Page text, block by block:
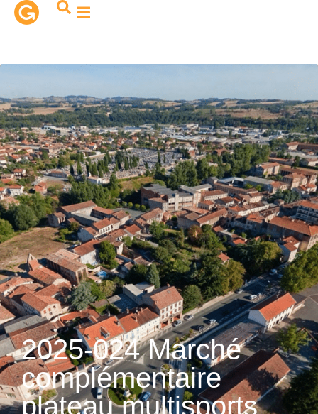
principal
2025-024 Marché
complémentaire
plateau multisports